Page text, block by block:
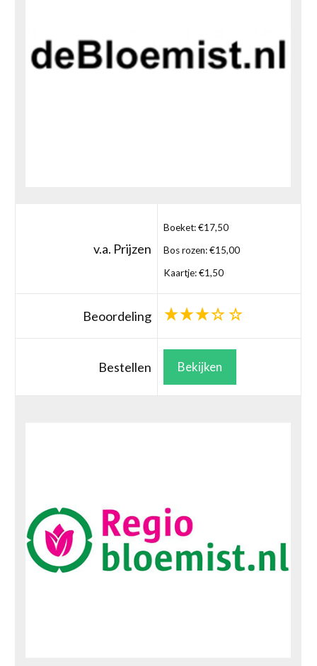
v.a. Prijzen
Boeket: €17,50
Bos rozen: €15,00
Kaartje: €1,50
Beoordeling
Bestellen Bekijken